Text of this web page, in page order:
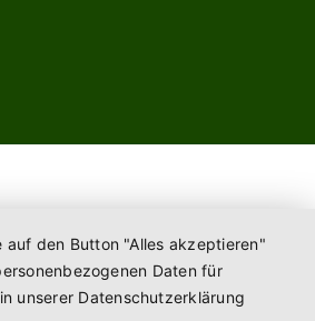
den Button "Alles akzeptieren"
Daten für
unserer Datenschutzerklärung